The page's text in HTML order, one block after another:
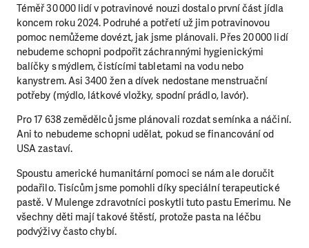
Téměř 30 000 lidí v potravinové nouzi dostalo první část jídla
koncem roku 2024. Podruhé a potřetí už jim potravinovou
pomoc nemůžeme dovézt, jak jsme plánovali. Přes 20 000 lidí
nebudeme schopni podpořit záchrannými hygienickými
balíčky s mýdlem, čistícími tabletami na vodu nebo
kanystrem. Asi 3400 žen a dívek nedostane menstruační
potřeby (mýdlo, látkové vložky, spodní prádlo, lavór).
Pro 17 638 zemědělců jsme plánovali rozdat semínka a náčiní.
Ani to nebudeme schopni udělat, pokud se financování od
USA zastaví.
Spoustu americké humanitární pomoci se nám ale doručit
podařilo.Tisícům jsme pomohli díky speciální terapeutické
pastě. V Mulenge zdravotníci poskytli tuto pastu Emerimu. Ne
všechny děti mají takové štěstí, protože pasta na léčbu
podvýživy často chybí.